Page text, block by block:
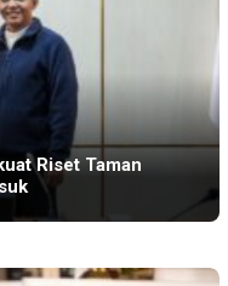
Riset Taman